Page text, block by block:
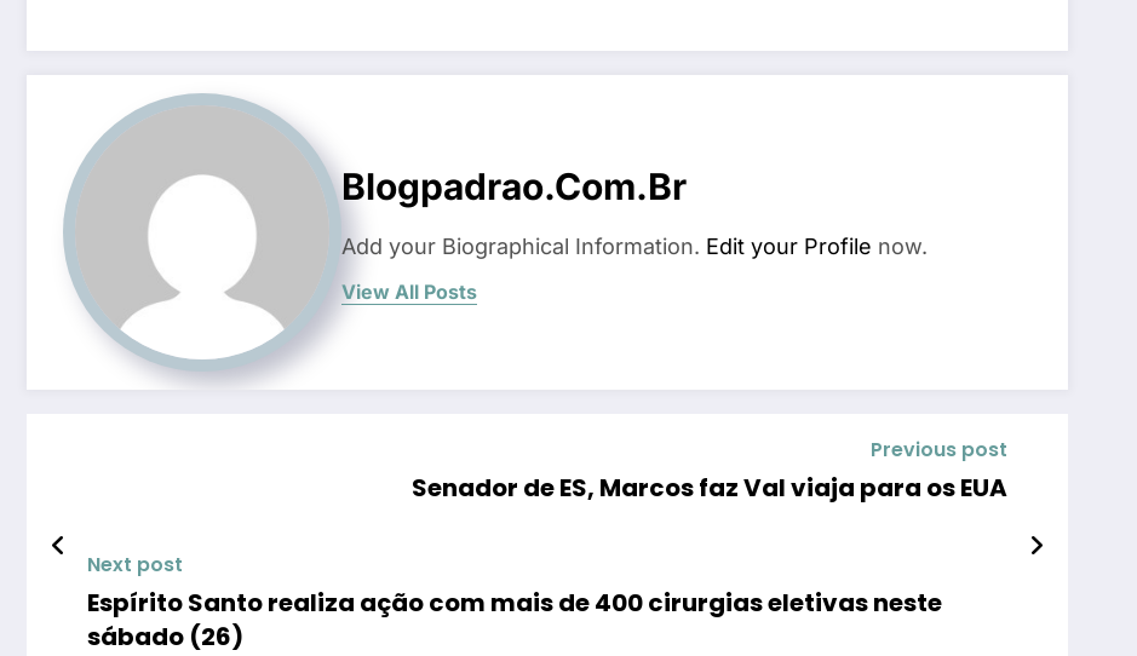
Blogpadrao.com.br
Add your Biographical Information. Edit your Profile now.
View All Posts
Previous post
Senador de ES, Marcos faz Val viaja para os EUA
Next post
Espírito Santo realiza ação com mais de 400 cirurgias eletivas neste
sábado (26)